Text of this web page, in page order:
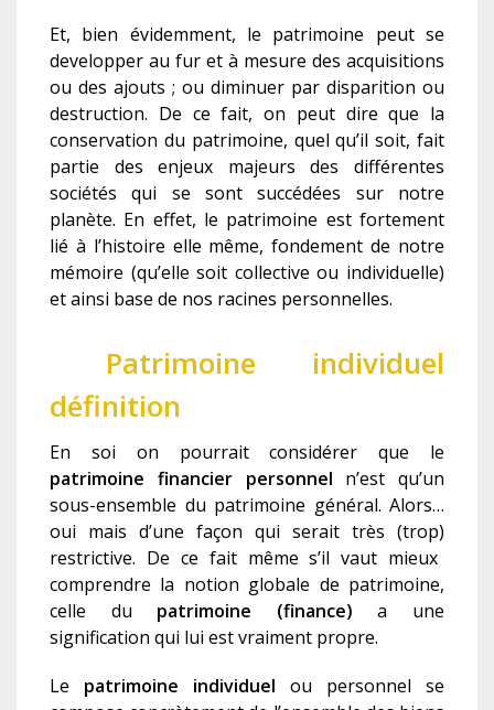
Et, bien évidemment, le patrimoine peut se
developper au fur et à mesure des acquisitions
ou des ajouts ; ou diminuer par disparition ou
destruction. De ce fait, on peut dire que la
conservation du patrimoine, quel qu’il soit, fait
partie des enjeux majeurs des différentes
sociétés qui se sont succédées sur notre
planète. En effet, le patrimoine est fortement
lié à l’histoire elle même, fondement de notre
mémoire (qu’elle soit collective ou individuelle)
et ainsi base de nos racines personnelles.
Patrimoine individuel
définition
En soi on pourrait considérer que le
patrimoine financier personnel n’est qu’un
sous-ensemble du patrimoine général. Alors…
oui mais d’une façon qui serait très (trop)
restrictive. De ce fait même s’il vaut mieux
comprendre la notion globale de patrimoine,
celle du patrimoine (finance)
a une
signification qui lui est vraiment propre.
Le patrimoine individuel ou personnel se